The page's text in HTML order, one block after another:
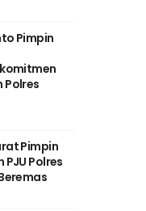
Pimpin
Polres
Pimpin
Polres